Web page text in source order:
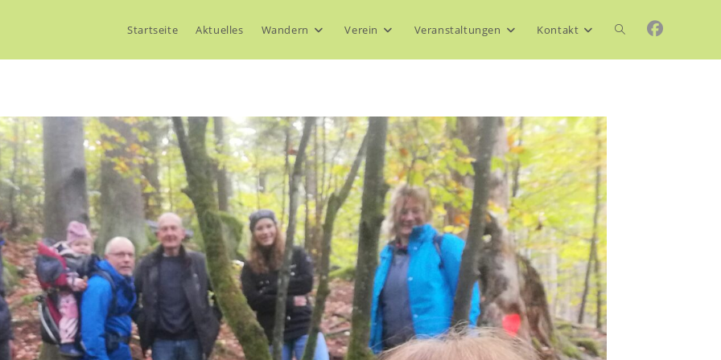
Startseite Aktuelles Wandern Verein Veranstaltungen Kontakt Website-